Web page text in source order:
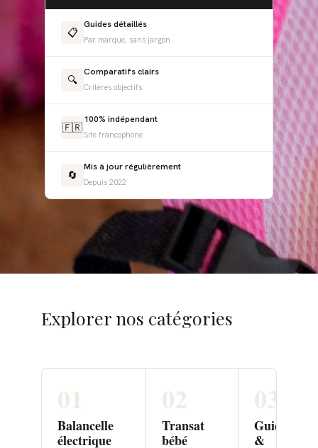
📋
Guides détaillés
Par marque, sans jargon
🔍
Comparatifs clairs
Critères objectifs
🇫🇷
100% indépendant
Site francophone
🔄
Mis à jour régulièrement
Depuis 2022
Explorer nos catégories
01
Balancelle
électrique
02
Transat
bébé
03
Guides
&